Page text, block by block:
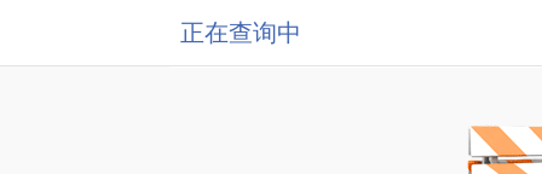
正在查询中